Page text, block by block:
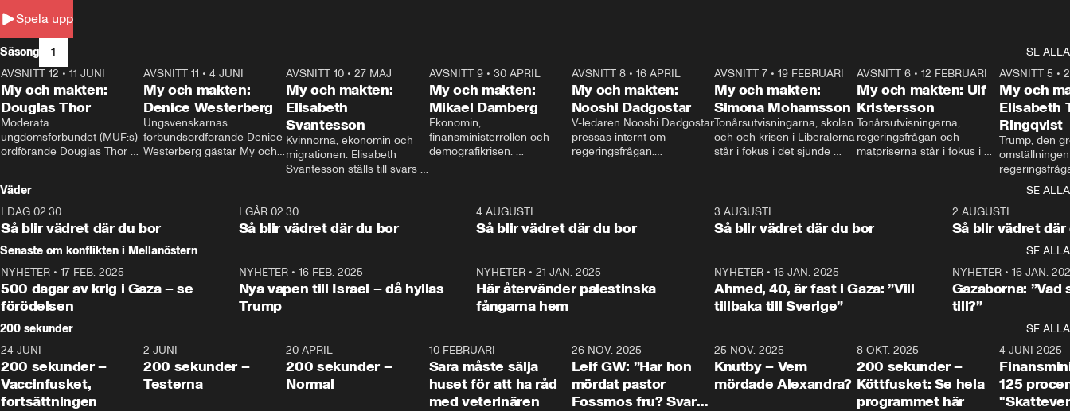
Spela upp
Säsong 1
SE ALLA
26:27
AVSNITT 12 • 11 JUNI
My och makten:
Douglas Thor
Moderata
ungdomsförbundet (MUF:s)
ordförande Douglas Thor
tonårsutvisningarna och hur
Moderaterna ska locka
väljare till valet i höst.
23:40
AVSNITT 11 •4 JUNI
My och makten:
Denice Westerberg
Ungsvenskarnas
förbundsordförande Denice
Westerberg gästar My och
AVSNITT 10 •27 MAJ
My och makten:
Elisabeth
Svantesson
Kvinnorna, ekonomin och
migrationen. Elisabeth
Svantesson ställs till svars
AVSNITT 9• 30 APRIL
My och makten:
Mikael Damberg
Ekonomin,
finansministerrollen och
demografikrisen.
och Makten.
AVSNITT 8• 16 APRIL
My och makten:
Nooshi Dadgostar
V-ledaren Nooshi Dadgostar
pressas internt om
regeringsfrågan.
– Vi ställer upp i val. Ska vi
vara med så sitter vi förstås
24:30
AVSNITT 7• 19 FEBRUARI
My och makten:
Simona Mohamsson
Tonårsutvisningarna, skolan
och och krisen i Liberalerna
står i fokus i det sjunde
kommentator My
Rohwedder ställer
utbildnings- och
Mohamsson till svars.
27:30
AVSNITT 6 •12 FEBRUARI
My och makten: Ulf
Kristersson
Tonårsutvisningarna,
regeringsfrågan och
matpriserna står i fokus i
Rohwedder ställer
statsminister Ulf Kristersson
AVSNITT 5 •
My och
Elisabeth
Ringqvist
Trump, den
centrum i
avsnittet av
Makten”. Se
Aftonbladets
Rohwedder
Thand Ring
Väder
SE ALLA
I DAG 02:30
Så blir vädret där du bor
1:06
I GÅR 02:30
Så blir vädret där du bor
4 AUGUSTI
Så blir vädret där du bor
3 AUGUSTI
Så blir vädret där du bor
2 AUGUSTI
Så blir vädret där
Senaste om konflikten i Mellanöstern
SE ALLA
NYHETER • 17 FEB. 2025
500 dagar av krig i Gaza – se
förödelsen
NYHETER• 16 FEB. 2025
Nya vapen till Israel – då hyllas
Trump
NYHETER •21 JAN. 2025
Här återvänder palestinska
fångarna hem
NYHETER• 16 JAN. 2025
Ahmed, 40, är fast i Gaza: ”Vill
tillbaka till Sverige”
NYHETER• 16 JAN.
Gazaborna:
till?”
200 sekunder
SE ALLA
5:00
24 JUNI
200 sekunder –
Vaccinfusket,
fortsättningen
4:23
2 JUNI
200 sekunder –
Testerna
20 APRIL
200 sekunder –
Normal
10 FEBRUARI
Sara måste sälja
huset för att ha råd
med veterinären
26 NOV. 2025
Leif GW: ”Har hon
mördat pastor
Fossmos fru? Svar
31:05
25 NOV. 2025
Knutby – Vem
mördade Alexandra?
4:29
8 OKT. 2025
200 sekunder –
Köttfusket: Se hela
programmet här
4 JUNI 2025
125